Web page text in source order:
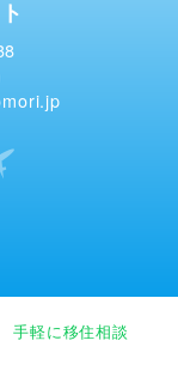
手軽に移住相談